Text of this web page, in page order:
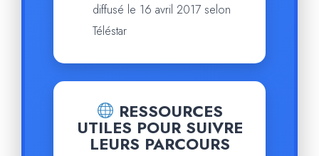
diffusé le 16 avril 2017 selon
Téléstar
RESSOURCES
UTILES POUR SUIVRE
LEURS PARCOURS